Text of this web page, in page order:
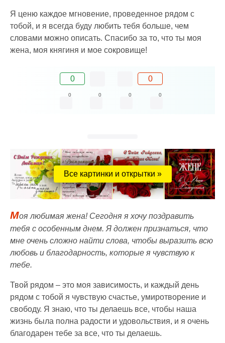
Я ценю каждое мгновение, проведенное рядом с
тобой, и я всегда буду любить тебя больше, чем
словами можно описать. Спасибо за то, что ты моя
жена, моя княгиня и мое сокровище!
0 0
0 0 0 0
Все картинки и открытки »
Моя любимая жена! Сегодня я хочу поздравить
тебя с особенным днем. Я должен признаться, что
мне очень сложно найти слова, чтобы выразить всю
любовь и благодарность, которые я чувствую к
тебе.
Твой рядом – это моя зависимость, и каждый день
рядом с тобой я чувствую счастье, умиротворение и
свободу. Я знаю, что ты делаешь все, чтобы наша
жизнь была полна радости и удовольствия, и я очень
благодарен тебе за все, что ты делаешь.